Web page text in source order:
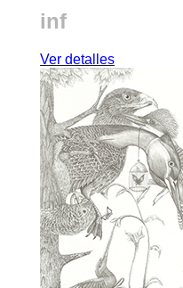
inf
Ver detalles